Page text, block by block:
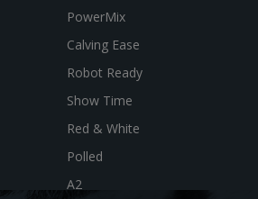
PowerMix
Calving Ease
Robot Ready
Show Time
Red & White
Polled
A2